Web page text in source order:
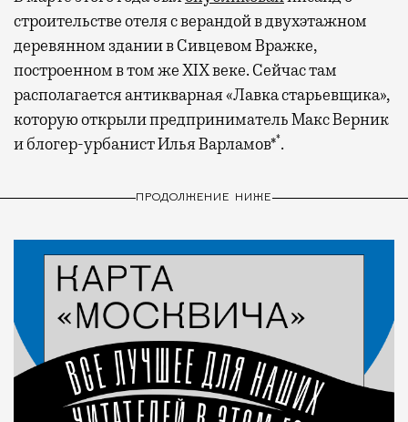
строительстве отеля с верандой в двухэтажном
деревянном здании в Сивцевом Вражке,
построенном в том же XIX веке. Сейчас там
располагается антикварная «Лавка старьевщика»,
которую открыли предприниматель Макс Верник
и блогер-урбанист Илья Варламов**.
ПРОДОЛЖЕНИЕ НИЖЕ